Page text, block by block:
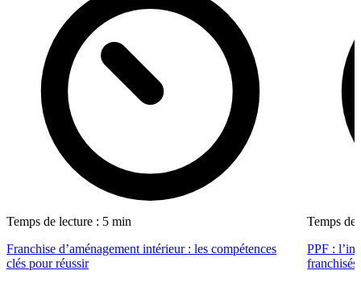
Temps de lecture : 5 min
Franchise d’aménagement intérieur : les compétences
clés pour réussir
Temps de
PPF :
franchisés